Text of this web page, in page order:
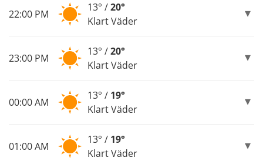
22:00 PM
13° /20°
Klart Väder
23:00 PM
13° /20°
Klart Väder
00:00 AM
13° / 19°
Klart Väder
01:00 AM
13° / 19°
Klart Väder